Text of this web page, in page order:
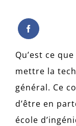
Qu’est ce
mettre la
général. Ce
d’être en
école